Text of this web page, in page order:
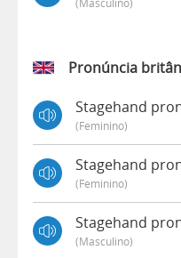
Pronúncia
Stagehand
(feminino)
Stagehand
(feminino)
Stagehand
(masculino)